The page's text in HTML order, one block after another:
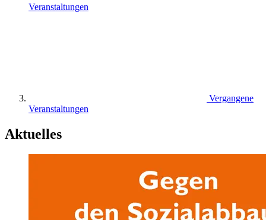
Veranstaltungen
Vergangene
Veranstaltungen
Aktuelles